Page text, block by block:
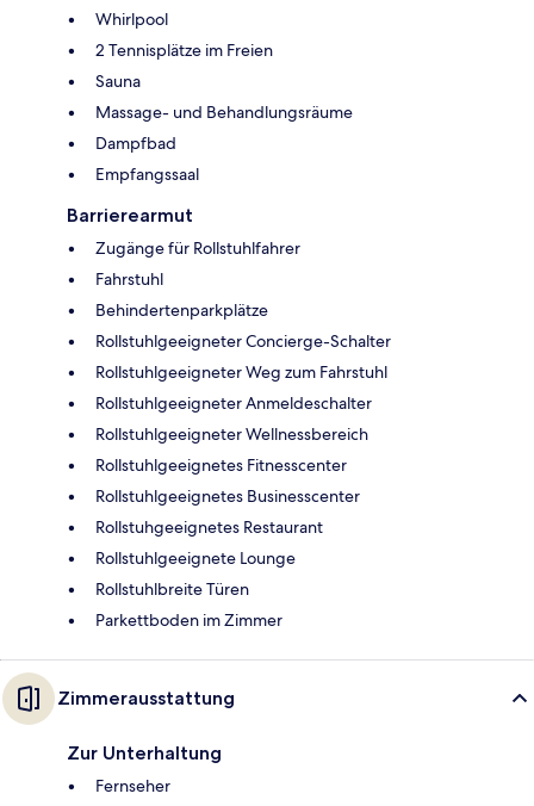
Whirlpool
2 Tennisplätze im Freien
Sauna
Massage- und Behandlungsräume
Dampfbad
Empfangssaal
Barrierearmut
Zugänge für Rollstuhlfahrer
Fahrstuhl
Behindertenparkplätze
Rollstuhlgeeigneter Concierge-Schalter
Rollstuhlgeeigneter Weg zum Fahrstuhl
Rollstuhlgeeigneter Anmeldeschalter
Rollstuhlgeeigneter Wellnessbereich
Rollstuhlgeeignetes Fitnesscenter
Rollstuhlgeeignetes Businesscenter
Rollstuhgeeignetes Restaurant
Rollstuhlgeeignete Lounge
Rollstuhlbreite Türen
Parkettboden im Zimmer
Zimmerausstattung
Zur Unterhaltung
Fernseher